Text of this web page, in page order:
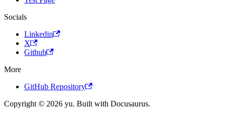
Socials
Linkedin
X
Github
More
GitHub Repository
Copyright © 2026 yu. Built with Docusaurus.